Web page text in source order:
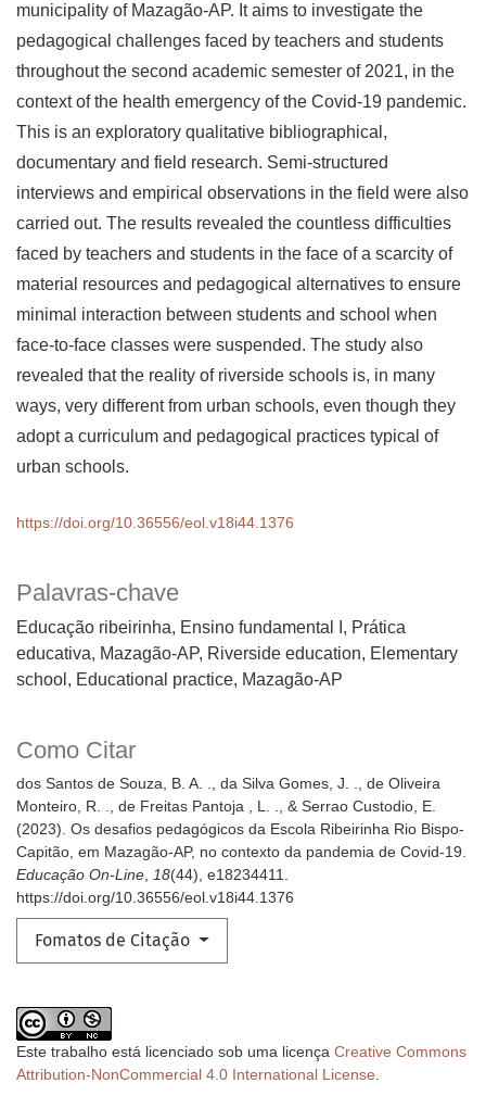
Palavras-chave
Educação ribeirinha, Ensino fundamental I, Prática
educativa, Mazagão-AP Riverside education, Elementary
school, Educational practice, Mazagão-AP
Como Citar
dos Santos de Souza, B. A. ., da Silva Gomes, J. ., de Oliveira
Monteiro, R. ., de Freitas Pantoja , L. ., & Serrao Custodio, E.
(2023). Os desafios pedagógicos da Escola Ribeirinha Rio Bispo-
Capitão, em Mazagão-AP, no contexto da pandemia de Covid-19.
Educação On-Line, 18(44), e18234411.
https://doi.org/10.36556/eol.v18i44.1376
Fomatos de Citação
municipality of Mazagão-AP. It aims to investigate the
pedagogical challenges faced by teachers and students
throughout the second academic semester of 2021, in the
context of the health emergency of the Covid-19 pandemic.
This is an exploratory qualitative bibliographical,
documentary and field research. Semi-structured
interviews and empirical observations in the field were also
carried out. The results revealed the countless difficulties
faced by teachers and students in the face of a scarcity of
material resources and pedagogical alternatives to ensure
minimal interaction between students and school when
face-to-face classes were suspended. The study also
revealed that the reality of riverside schools is, in many
ways, very different from urban schools, even though they
adopt a curriculum and pedagogical practices typical of
urban schools.
https://doi.org/10.36556/eol.v18i44.1376
Este trabalho está licenciado sob uma licença Creative Commons
Attribution-NonCommercial 4.0 International License.